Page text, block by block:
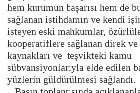
hem kurumun başarısı hem de
sağlanan istihdamın ve kendi
isteyen eski mahkumlar,
kooperatiflere sağlanan direk ve
kaynakları ve teşvikteki kamu
sübvansiyonlarıyla elde edilen
yüzlerin güldürülmesi sağlandı.